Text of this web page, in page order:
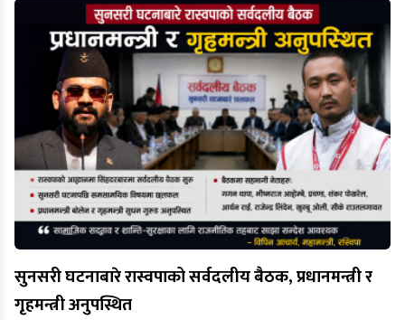
सुनसरी घटनाबारे रास्वपाको सर्वदलीय बैठक, प्रधानमन्त्री र
गृहमन्त्री अनुपस्थित